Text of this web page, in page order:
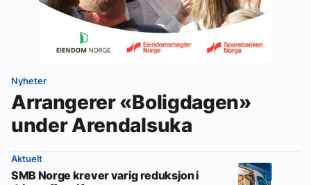
Nyheter
Arrangerer «Boligdagen»
under Arendalsuka
Aktuelt
SMB Norge krever varig reduksjon i